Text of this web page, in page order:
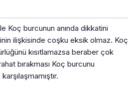
Koç burcunun anında dikkatini
ilişkisinde coşku eksik olmaz. Koç
kısıtlamazsa beraber çok
bırakması Koç burcunu